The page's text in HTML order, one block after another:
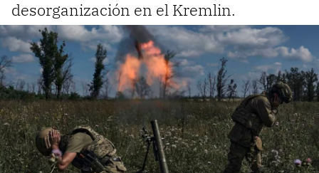
desorganización en el Kremlin.